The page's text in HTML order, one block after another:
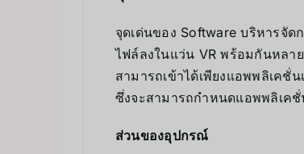
จุดเด่นของ Software บริหารจัด
ไฟล์ลงในแว่น VR พร้อมกันหลา
สามารถเข้าได้เพียงแอพพลิเคชั่
ซึ่งจะสามารถกำหนดแอพพลิเค
ส่วนของอุปกรณ์